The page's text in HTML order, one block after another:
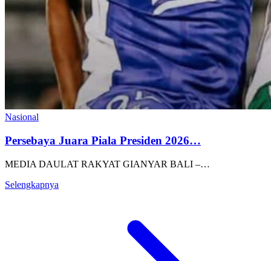
Nasional
Persebaya Juara Piala Presiden 2026…
MEDIA DAULAT RAKYAT GIANYAR BALI –…
Selengkapnya